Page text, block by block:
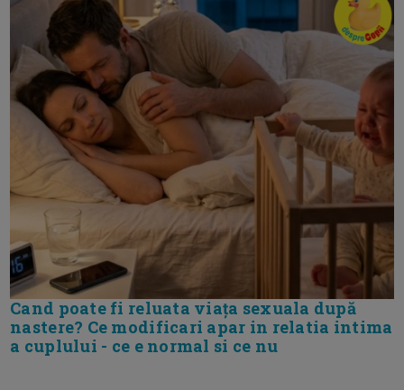
Cand poate fi reluata viața sexuala după
nastere? Ce modificari apar in relatia intima
a cuplului - ce e normal si ce nu